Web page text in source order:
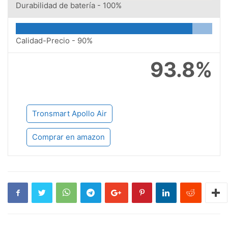
Durabilidad de batería - 100%
Calidad-Precio - 90%
93.8%
Tronsmart Apollo Air
Comprar en amazon